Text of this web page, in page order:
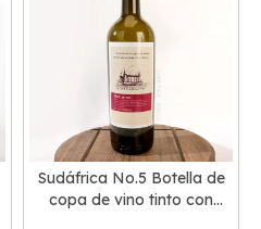
Sudáfrica No.5 Botella de
copa de vino tinto con